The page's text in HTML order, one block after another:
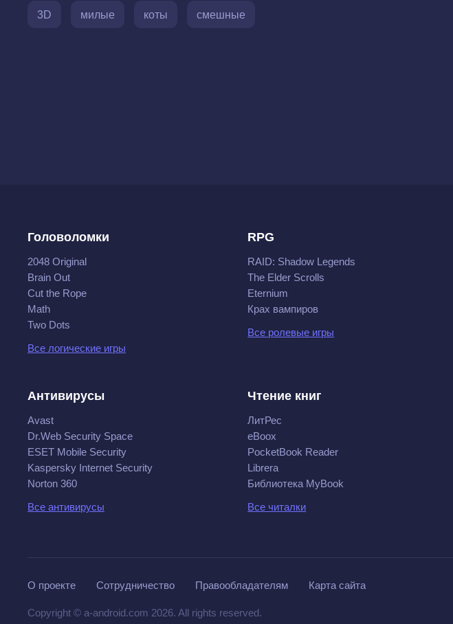
3D милые коты смешные
Головоломки
2048 Original
Brain Out
Cut the Rope
Math
Two Dots
Все логические игры
RPG
RAID: Shadow Legends
The Elder Scrolls
Eternium
Крах вампиров
Все ролевые игры
Антивирусы
Avast
Dr.Web Security Space
ESET Mobile Security
Kaspersky Internet Security
Norton 360
Все антивирусы
Чтение книг
ЛитРес
eBoox
PocketBook Reader
Librera
Библиотека MyBook
Все читалки
О проекте Сотрудничество Правообладателям Карта сайта
Copyright © a-android.com 2026. All rights reserved.